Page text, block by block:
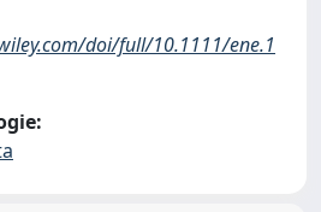
doi/full/10.1111/ene.1